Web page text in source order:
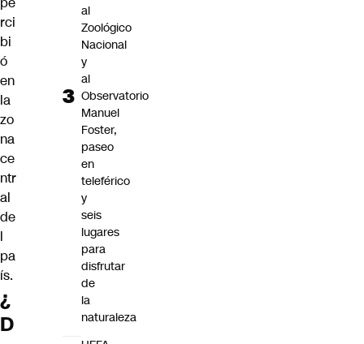
rci
bi
ó
en
la
zo
na
ce
ntr
al
de
l
pa
ís.
¿
D
al
Zoológico
Nacional
y
al
Observatorio
Manuel
Foster,
paseo
en
teleférico
y
seis
lugares
para
disfrutar
de
la
naturaleza